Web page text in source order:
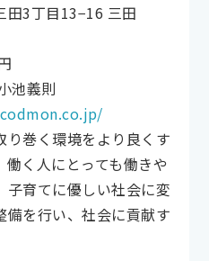
3丁目13−16 三田
池義則
巻く環境をより良くす
く人にとっても働きや
子育てに優しい社会に変
備を行い、社会に貢献す